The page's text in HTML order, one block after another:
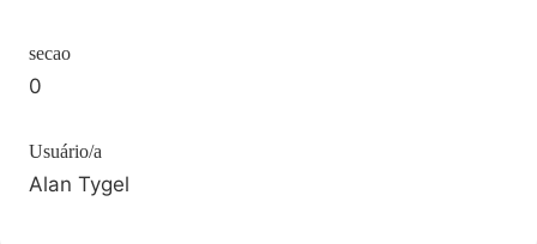
secao
0
Usuário/a
Alan Tygel